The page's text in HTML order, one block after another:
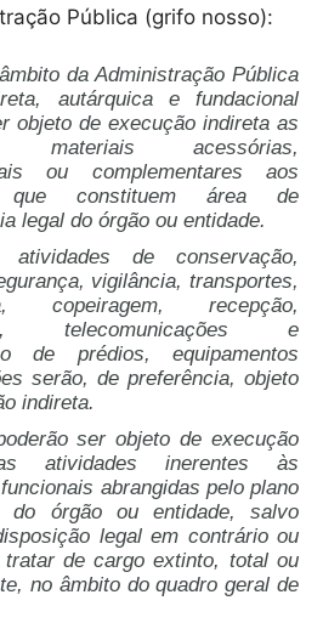
Pública (grifo nosso):
da Administração Pública
autárquica e fundacional
objeto de execução indireta as
materiais acessórias,
ou complementares aos
que constituem área de
legal do órgão ou entidade.
de conservação,
vigilância, transportes,
copeiragem, recepção,
telecomunicações e
de prédios, equipamentos
serão, de preferência, objeto
indireta.
ser objeto de execução
atividades inerentes às
abrangidas pelo plano
do órgão ou entidade, salvo
legal em contrário ou
tratar de cargo extinto, total ou
no âmbito do quadro geral de